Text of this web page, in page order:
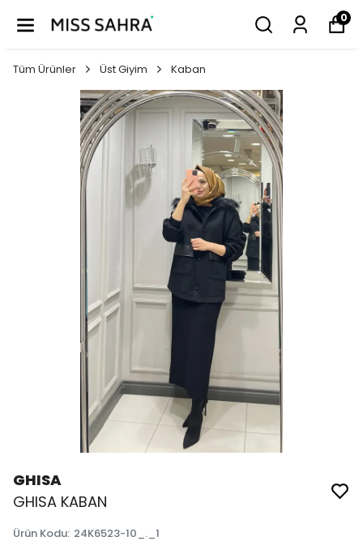
0
Tüm Ürünler Üst Giyim Kaban
GHISA
GHISA KABAN
Ürün Kodu: 24K6523-10_._1